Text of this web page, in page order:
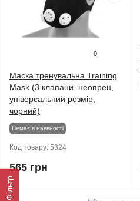
Фільтр
0
Маска тренувальна Training
Mask (3 клапани, неопрен,
універсальний розмір,
чорний)
Немає в наявності
Код товару: 5324
565 грн